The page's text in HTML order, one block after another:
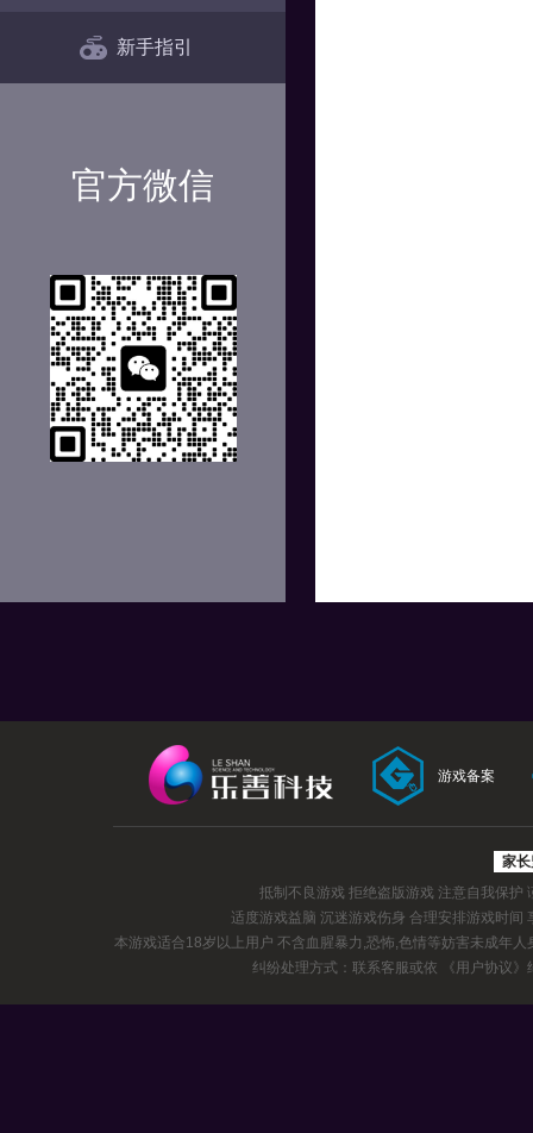
新手指引
官方微信
游戏备案
家
抵制不良游戏 拒绝盗版游戏 注意自我保护
适度游戏益脑 沉迷游戏伤身 合理安排游戏时间
本游戏适合18岁以上用户 不含血腥暴力,恐怖,色情等妨害未成年人
纠纷处理方式：联系客服或依
《用户协议》